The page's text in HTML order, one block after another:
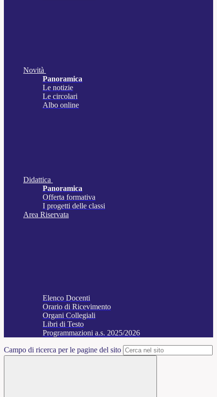
Novità
Panoramica
Le notizie
Le circolari
Albo online
Didattica
Panoramica
Offerta formativa
I progetti delle classi
Area Riservata
Elenco Docenti
Orario di Ricevimento
Organi Collegiali
Libri di Testo
Programmazioni a.s. 2025/2026
Campo di ricerca per le pagine del sito